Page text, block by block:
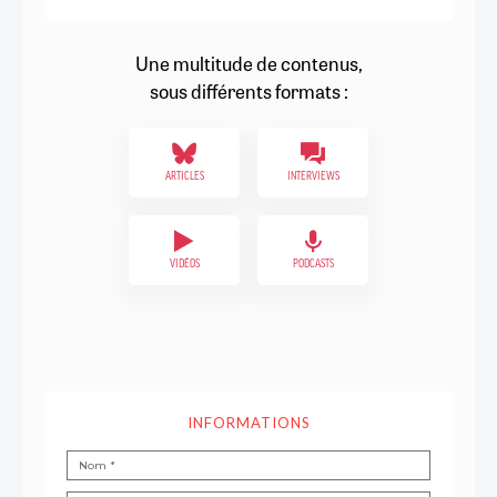
Une multitude de contenus,
sous différents formats :
ARTICLES INTERVIEWS
VIDÉOS PODCASTS